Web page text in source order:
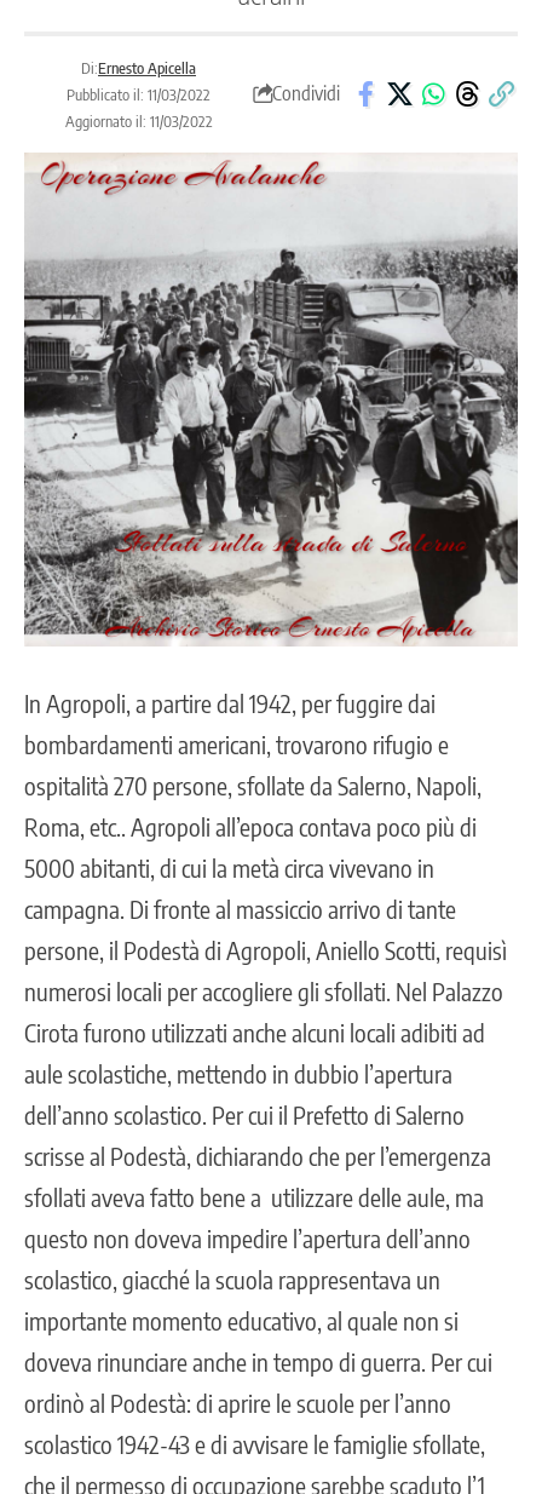
Di:Ernesto Apicella
Pubblicato il: 11/03/2022
Aggiornato il: 11/03/2022
Condividi
In Agropoli, a partire dal 1942, per fuggire dai
bombardamenti americani, trovarono rifugio e
ospitalità 270 persone, sfollate da Salerno, Napoli,
Roma, etc.. Agropoli all’epoca contava poco più di
5000 abitanti, di cui la metà circa vivevano in
campagna. Di fronte al massiccio arrivo di tante
persone, il Podestà di Agropoli, Aniello Scotti, requisì
numerosi locali per accogliere gli sfollati. Nel Palazzo
Cirota furono utilizzati anche alcuni locali adibiti ad
aule scolastiche, mettendo in dubbio l’apertura
dell’anno scolastico. Per cui il Prefetto di Salerno
scrisse al Podestà, dichiarando che per l’emergenza
sfollati aveva fatto bene a utilizzare delle aule, ma
questo non doveva impedire l’apertura dell’anno
scolastico, giacché la scuola rappresentava un
importante momento educativo, al quale non si
doveva rinunciare anche in tempo di guerra. Per cui
ordinò al Podestà: di aprire le scuole per l’anno
scolastico 1942-43 e di avvisare le famiglie sfollate,
che il permesso di occupazione sarebbe scaduto l’1